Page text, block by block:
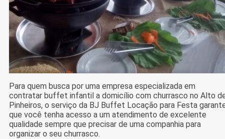
Para quem busca por uma empresa especializada em
contratar buffet infantil a domicílio com churrasco no Alto
Pinheiros, o serviço da BJ Buffet Locação para Festa
que você tenha acesso a um atendimento de excelente
qualidade sempre que precisar de uma companhia para
organizar o seu churrasco.